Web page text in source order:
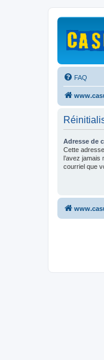
FAQ
Adresse de
Cette
l’avez jamais
courriel que